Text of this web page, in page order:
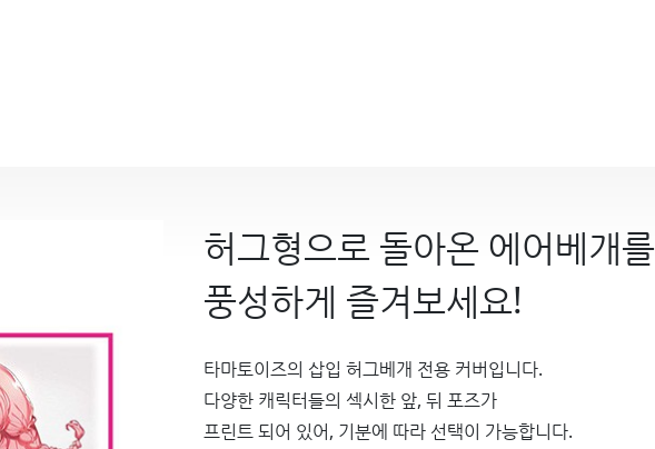
허그형으로 돌아온 에어베개를
풍성하게 즐겨보세요!
타마토이즈의 삽입 허그베개 전용 커버입니다.
다양한 캐릭터들의 섹시한 앞, 뒤 포즈가
프린트 되어 있어, 기분에 따라 선택이 가능합니다.